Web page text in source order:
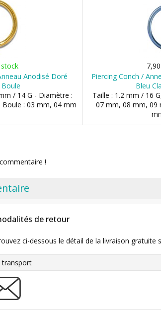
stock
Anodisé Doré
/ 14 G - Diamètre :
: 03 mm, 04 mm
Piercing Conch /
Bleu
Taille : 1.2 mm / 16
07 mm, 08 mm, 09
!
de retour
ci-dessous le détail de la livraison
transport